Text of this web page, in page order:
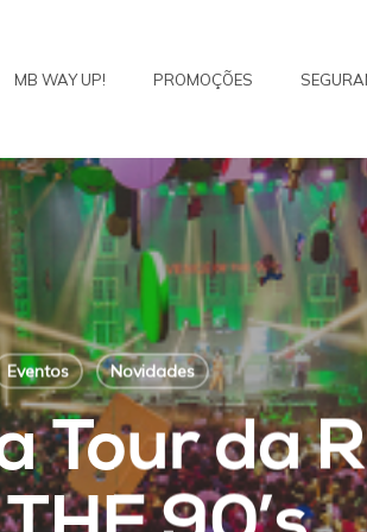
MB WAY UP! PROMOÇÕES
Eventos Novidades
Tour da